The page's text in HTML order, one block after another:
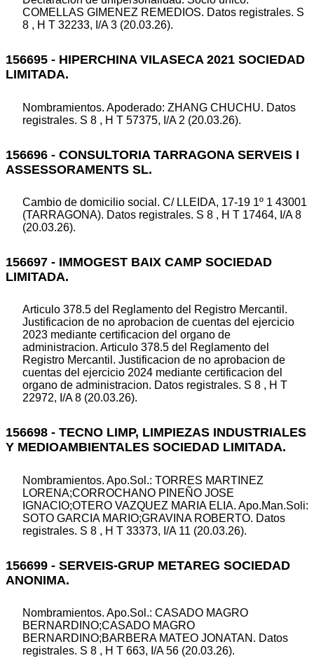
COMELLAS GIMENEZ REMEDIOS. Datos registrales. S
8 , H T 32233, I/A 3 (20.03.26).
156695 - HIPERCHINA VILASECA 2021 SOCIEDAD
LIMITADA.
Nombramientos. Apoderado: ZHANG CHUCHU. Datos
registrales. S 8 , H T 57375, I/A 2 (20.03.26).
156696 - CONSULTORIA TARRAGONA SERVEIS I
ASSESSORAMENTS SL.
Cambio de domicilio social. C/ LLEIDA, 17-19 1º 1 43001
(TARRAGONA). Datos registrales. S 8 , H T 17464, I/A 8
(20.03.26).
156697 - IMMOGEST BAIX CAMP SOCIEDAD
LIMITADA.
Articulo 378.5 del Reglamento del Registro Mercantil.
Justificacion de no aprobacion de cuentas del ejercicio
2023 mediante certificacion del organo de
administracion. Articulo 378.5 del Reglamento del
Registro Mercantil. Justificacion de no aprobacion de
cuentas del ejercicio 2024 mediante certificacion del
organo de administracion. Datos registrales. S 8 , H T
22972, I/A 8 (20.03.26).
156698 - TECNO LIMP, LIMPIEZAS INDUSTRIALES
Y MEDIOAMBIENTALES SOCIEDAD LIMITADA.
Nombramientos. Apo.Sol.: TORRES MARTINEZ
LORENA;CORROCHANO PINEÑO JOSE
IGNACIO;OTERO VAZQUEZ MARIA ELIA. Apo.Man.Soli:
SOTO GARCIA MARIO;GRAVINA ROBERTO. Datos
registrales. S 8 , H T 33373, I/A 11 (20.03.26).
156699 - SERVEIS-GRUP METAREG SOCIEDAD
ANONIMA.
Nombramientos. Apo.Sol.: CASADO MAGRO
BERNARDINO;CASADO MAGRO
BERNARDINO;BARBERA MATEO JONATAN. Datos
registrales. S 8 , H T 663, I/A 56 (20.03.26).